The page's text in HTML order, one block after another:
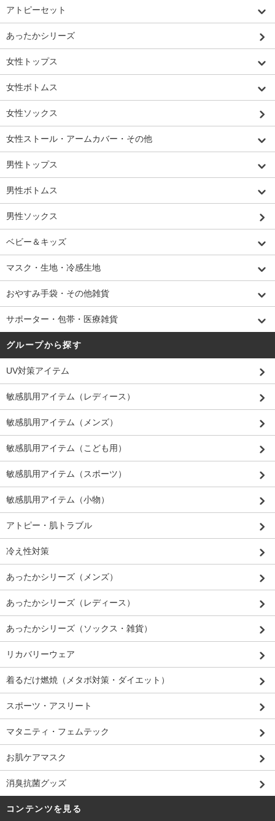
アトピーセット
あったかシリーズ
女性トップス
女性ボトムス
女性ソックス
女性ストール・アームカバー・その他
男性トップス
男性ボトムス
男性ソックス
ベビー＆キッズ
マスク・生地・冷感生地
おやすみ手袋・その他雑貨
サポーター・包帯・医療雑貨
グループから探す
UV対策アイテム
敏感肌用アイテム（レディース）
敏感肌用アイテム（メンズ）
敏感肌用アイテム（こども用）
敏感肌用アイテム（スポーツ）
敏感肌用アイテム（小物）
アトピー・肌トラブル
冷え性対策
あったかシリーズ（メンズ）
あったかシリーズ（レディース）
あったかシリーズ（ソックス・雑貨）
リカバリーウェア
着るだけ燃焼（メタボ対策・ダイエット）
スポーツ・アスリート
マタニティ・フェムテック
お肌ケアマスク
消臭抗菌グッズ
コンテンツを見る